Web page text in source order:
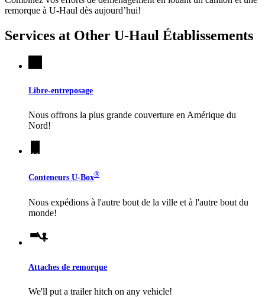
remorque à U-Haul dès aujourd’hui!
Services at Other U-Haul Établissements
Libre-entreposage
Nous offrons la plus grande couverture en Amérique du
Nord!
Conteneurs U-Box®
Nous expédions à l'autre bout de la ville et à l'autre bout du
monde!
Attaches de remorque
We'll put a trailer hitch on any vehicle!